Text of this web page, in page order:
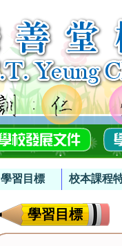
學習目標 校本課程
學習目標